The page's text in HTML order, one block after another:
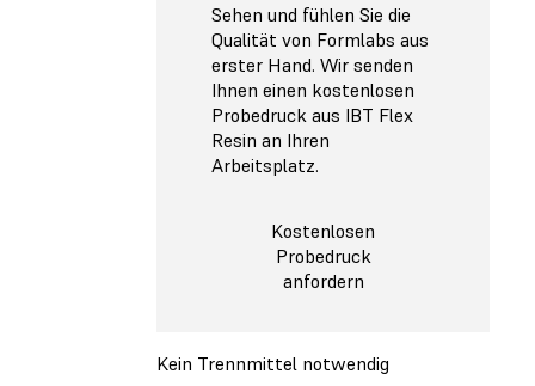
Sehen und fühlen Sie die
Qualität von Formlabs aus
erster Hand. Wir senden
Ihnen einen kostenlosen
Probedruck aus IBT Flex
Resin an Ihren
Arbeitsplatz.
Kostenlosen
Probedruck
anfordern
Kein Trennmittel notwendig